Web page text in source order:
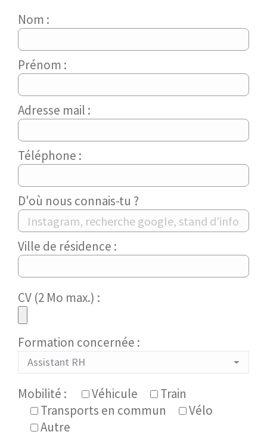
Nom :
Prénom :
Adresse mail :
Téléphone :
D'où nous connais-tu ?
Ville de résidence :
CV (2 Mo max.) :
Formation concernée :
Mobilité : Véhicule
Train
Transports en commun
Vélo
Autre